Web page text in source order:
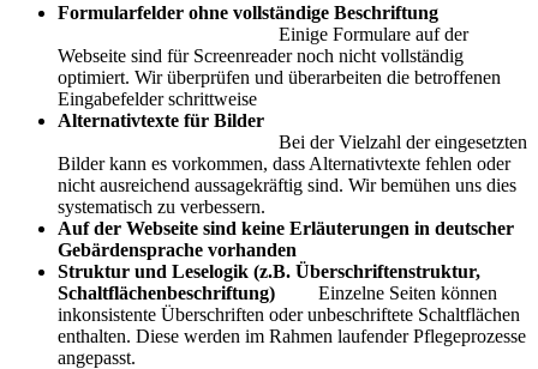
Formularfelder ohne vollständige Beschriftung
Einige Formulare auf der
Webseite sind für Screenreader noch nicht vollständig
optimiert. Wir überprüfen und überarbeiten die betroffenen
Eingabefelder schrittweise
Alternativtexte für Bilder
Bei der Vielzahl der eingesetzten
Bilder kann es vorkommen, dass Alternativtexte fehlen oder
nicht ausreichend aussagekräftig sind. Wir bemühen uns dies
systematisch zu verbessern.
Auf der Webseite sind keine Erläuterungen in deutscher
Gebärdensprache vorhanden
Struktur und Leselogik (z.B. Überschriftenstruktur,
Schaltflächenbeschriftung)
Einzelne Seiten können
inkonsistente Überschriften oder unbeschriftete Schaltflächen
enthalten. Diese werden im Rahmen laufender Pflegeprozesse
angepasst.